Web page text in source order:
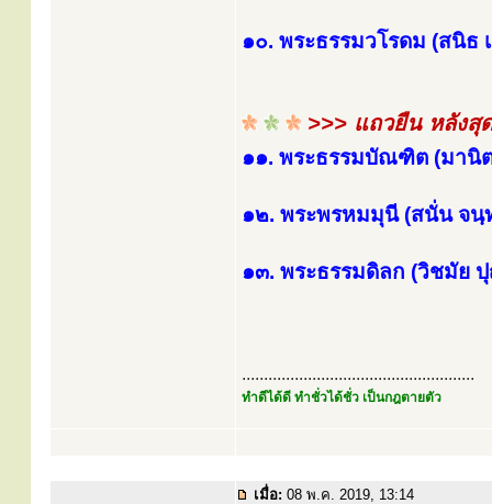
๑๐. พระธรรมวโรดม (สนิธ
>>> แถวยืน หลังสุ
๑๑. พระธรรมบัณฑิต (มานิ
๑๒. พระพรหมมุนี (สนั่น จนฺ
๑๓. พระธรรมดิลก (วิชมัย
.....................................................
ทำดีได้ดี ทำชั่วได้ชั่ว เป็นกฎตายตัว
เมื่อ: 08 พ.ค. 2019, 13:14